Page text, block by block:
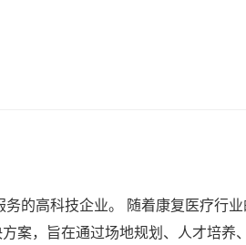
的高科技企业。 随着康复医疗行
案，旨在通过场地规划、人才培养